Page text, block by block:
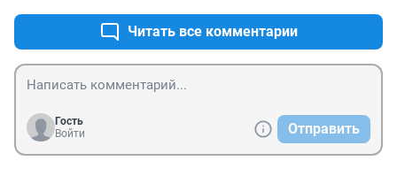
Читать все комментарии
Гость
Войти
Отправить